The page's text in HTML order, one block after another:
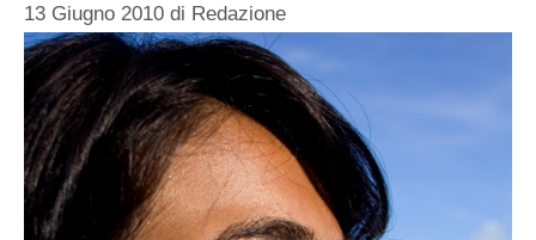
13 Giugno 2010 di Redazione